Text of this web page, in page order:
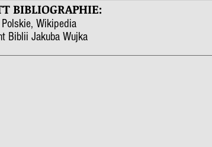
BIBLIOGRAPHIE:
, Wikipedia
Biblii Jakuba Wujka